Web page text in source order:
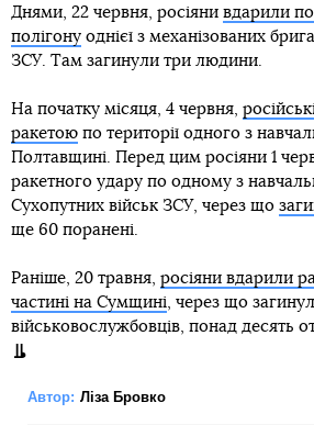
Днями, 22 червня, росіяни вдарили
полігону однієї з механізованих
ЗСУ. Там загинули три людини.
На початку місяця, 4 червня,
ракетою по території одного з
Полтавщині. Перед цим росіяни 1
ракетного удару по одному з
Сухопутних військ ЗСУ, через що
ще 60 поранені.
Раніше, 20 травня, росіяни вдарили
частині на Сумщині, через що
військовослужбовців, понад десять
Автор: Ліза Бровко